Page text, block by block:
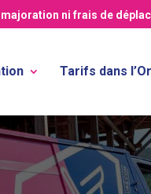
majoration ni frais de
Tarifs dans